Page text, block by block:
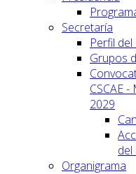
Secretaría
Perfil
Grupos
CSCAE
2029
Organigrama